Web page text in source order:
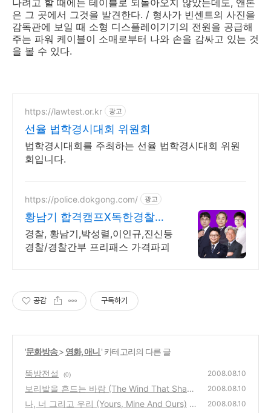
나려고 할 때에는 테이블로 되돌아오지 않았는데도, 앤톤
은 그 곳에서 그것을 발견한다. / 형사가 빈센트의 사진을
감독관에 보일 때 소형 디스플레이기기의 전원을 공급해
주는 파워 케이블이 소매로부터 나와 손을 감싸고 있는 것
을 볼 수 있다.
https://lawtest.or.kr 광고
선율 법학경시대회 위원회
법학경시대회를 주최하는 선율 법학경시대회 위원
회입니다.
https://police.dokgong.com/ 광고
황남기 합격캠프X독한경찰패
스 수강생 2명중 1명 합격!
경찰, 황남기,박성렬,이인규,진신등
경찰/경찰간부 프리패스 가격파괴
공감 구독하기
'문화방송> 영화, 애니' 카테고리의 다른 글
뚝방전설 (0) 2008.08.10
보리밭을 흔드는 바람 (The Wind That Shake
s the Barley)
(0)
2008.08.10
나, 너 그리고 우리 (Yours, Mine And Ours) 2008.08.10